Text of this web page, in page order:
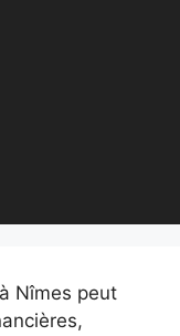
Nîmes peut